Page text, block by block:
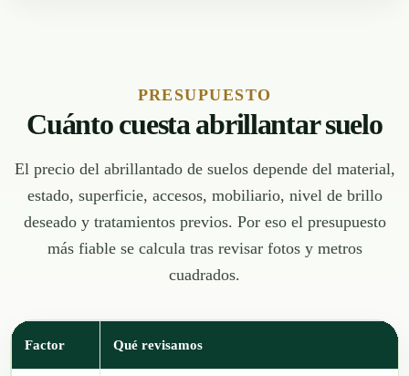
PRESUPUESTO
Cuánto cuesta abrillantar suelo
El precio del abrillantado de suelos depende del material,
estado, superficie, accesos, mobiliario, nivel de brillo
deseado y tratamientos previos. Por eso el presupuesto
más fiable se calcula tras revisar fotos y metros
cuadrados.
Factor Qué revisamos